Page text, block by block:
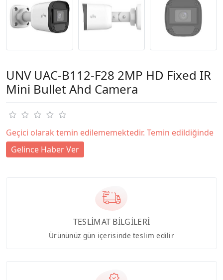
UNV UAC-B112-F28 2MP HD Fixed IR
Mini Bullet Ahd Camera
Geçici olarak temin edilememektedir. Temin edildiğinde
Gelince Haber Ver
TESLİMAT BİLGİLERİ
Ürününüz gün içerisinde teslim edilir